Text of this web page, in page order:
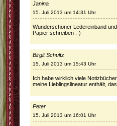
Janina
15. Juli 2013 um 14:31 Uhr
Wunderschöner Ledereinband
Papier schreiben :-)
Birgit Schultz
15. Juli 2013 um 15:43 Uhr
Ich habe wirklich viele
meine Lieblingslineatur enthält,
Peter
15. Juli 2013 um 16:01 Uhr